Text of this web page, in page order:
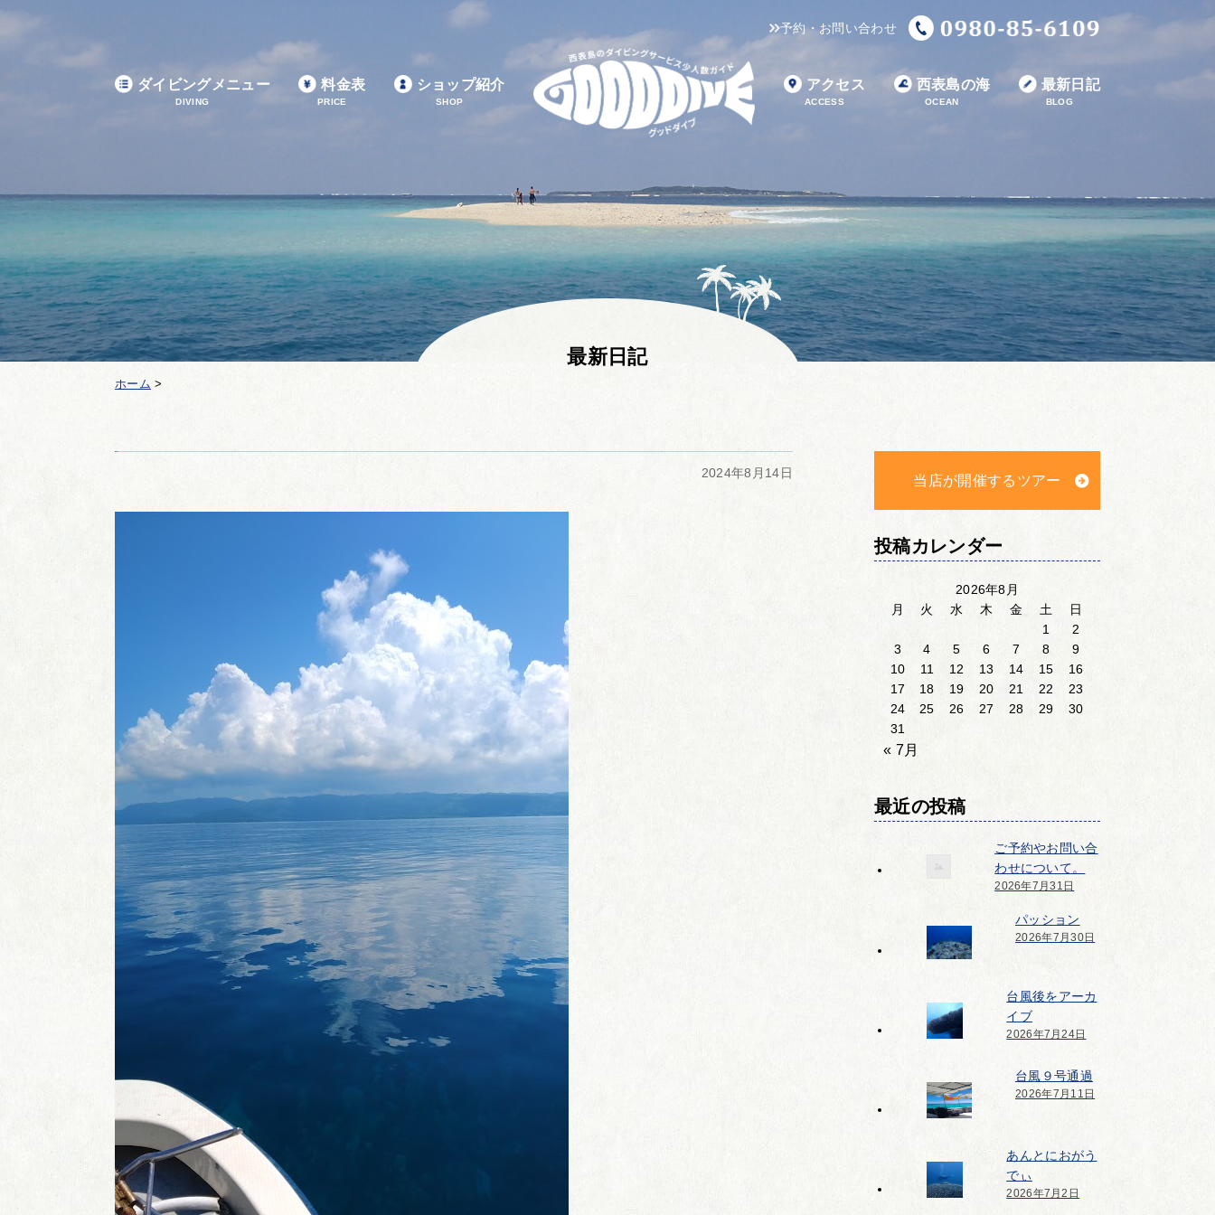
予約・お問い合わせ
ダイビングメニュー
DIVING
料金表
PRICE
ショップ紹介
SHOP
アクセス
ACCESS
西表島の海
OCEAN
最新日記
BLOG
最新日記
ホーム >
2024年8月14日 当店が開催するツアー
投稿カレンダー
2026年8月
月
火 水 木 金 土
日
1
2
3
4 5 6 7 8
9
10
11 12 13 14 15
16
17
18 19 20 21 22
23
24
25 26 27 28 29
30
31
« 7月
最近の投稿
ご予約やお問い合
わせについて。
2026年7月31日
パッション
2026年7月30日
台風後をアーカ
イブ
2026年7月24日
台風９号通過
2026年7月11日
あんとにおがう
でぃ
2026年7月2日